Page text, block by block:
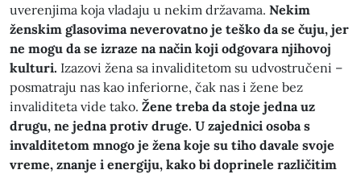
uverenjima koja vladaju u nekim državama. Nekim
ženskim glasovima neverovatno je teško da se čuju, jer
ne mogu da se izraze na način koji odgovara njihovoj
kulturi. Izazovi žena sa invaliditetom su udvostručeni –
posmatraju nas kao inferiorne, čak nas i žene bez
invaliditeta vide tako. Žene treba da stoje jedna uz
drugu, ne jedna protiv druge. U zajednici osoba s
invalditetom mnogo je žena koje su tiho davale svoje
vreme, znanje i energiju, kako bi doprinele različitim